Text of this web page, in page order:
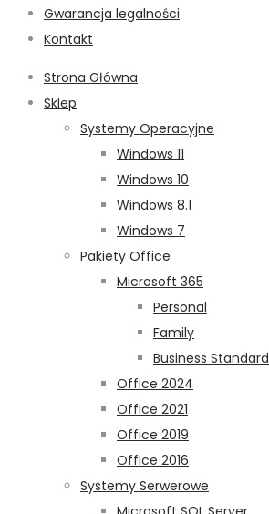
Gwarancja legalności
Kontakt
Strona Główna
Sklep
Systemy Operacyjne
Windows 11
Windows 10
Windows 8.1
Windows 7
Pakiety Office
Microsoft 365
Personal
Family
Business Standard
Office 2024
Office 2021
Office 2019
Office 2016
Systemy Serwerowe